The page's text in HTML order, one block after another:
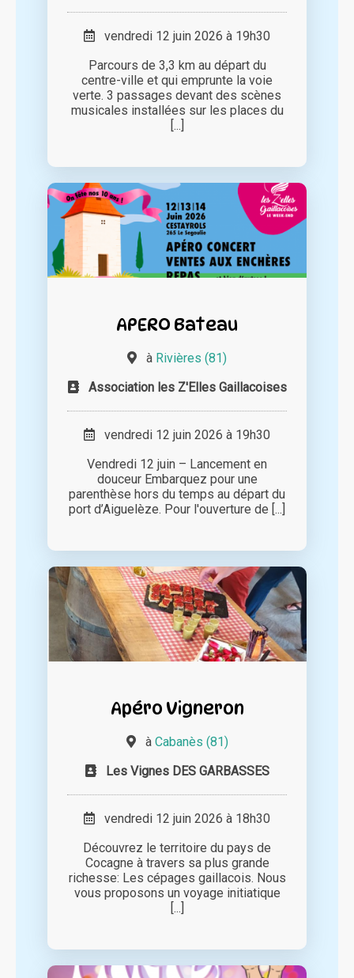
vendredi 12 juin 2026 à 19h30
Parcours de 3,3 km au départ du
centre-ville et qui emprunte la voie
verte. 3 passages devant des scènes
musicales installées sur les places du
[...]
APERO Bateau
à Rivières (81)
Association les Z'Elles Gaillacoises
vendredi 12 juin 2026 à 19h30
Vendredi 12 juin – Lancement en
douceur Embarquez pour une
parenthèse hors du temps au départ du
port d’Aiguelèze. Pour l'ouverture de [...]
Apéro Vigneron
à Cabanès (81)
Les Vignes DES GARBASSES
vendredi 12 juin 2026 à 18h30
Découvrez le territoire du pays de
Cocagne à travers sa plus grande
richesse: Les cépages gaillacois. Nous
vous proposons un voyage initiatique
[...]